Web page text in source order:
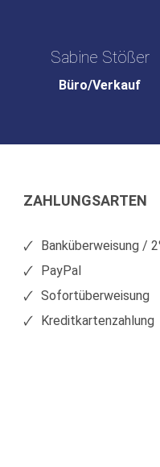
Sabine Stößer
Büro/Verkauf
ZAHLUNGSARTEN
Banküberweisung /
PayPal
Sofortüberweisung
Kreditkartenzahlung